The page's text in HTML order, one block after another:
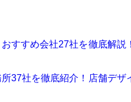
すすめ会社27社を徹底解説！
37社を徹底紹介！店舗デ